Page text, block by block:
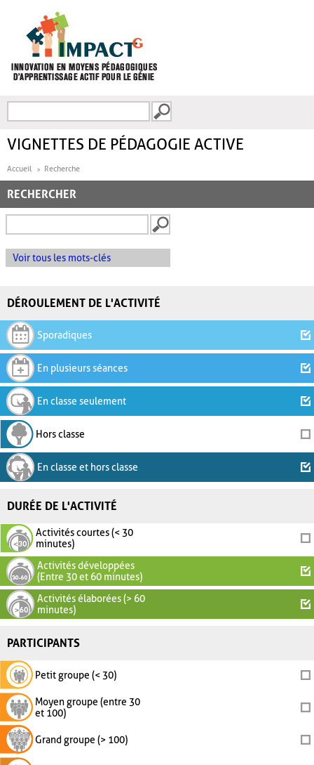
FORMULAIRE DE
VIGNETTES DE PÉDAGOGIE ACTIVE
Accueil Recherche
RECHERCHER
Voir tous les mots-clés
DÉROULEMENT DE L'ACTIVITÉ
Sporadiques
En plusieurs séances
En classe seulement
Hors classe
En classe et hors classe
DURÉE DE L'ACTIVITÉ
Activités courtes (< 30
minutes)
Activités développées
(Entre 30 et 60 minutes)
Activités élaborées (> 60
minutes)
PARTICIPANTS
Petit groupe (< 30)
Moyen groupe (entre 30
et 100)
Grand groupe (> 100)